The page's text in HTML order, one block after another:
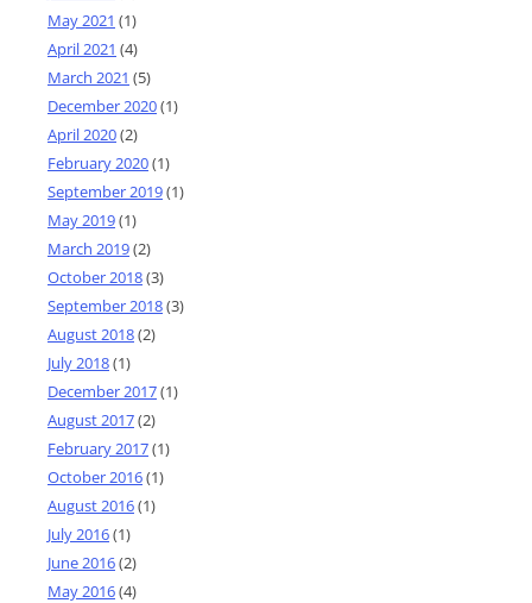
May 2021 (1)
April 2021 (4)
March 2021 (5)
December 2020(1)
April 2020(2)
February 2020(1)
September 2019(1)
May 2019(1)
March 2019(2)
October 2018(3)
September 2018(3)
August 2018(2)
July 2018(1)
December 2017(1)
August 2017(2)
February 2017(1)
October 2016(1)
August 2016(1)
July 2016(1)
June 2016(2)
May 2016(4)